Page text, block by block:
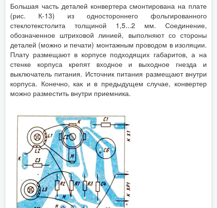
Большая часть деталей конвертера смонтирована на плате
(рис. К-13) из одностороннего фольгированного
стеклотекстолита толщиной 1,5...2 мм. Соединение,
обозначенное штриховой линией, выполняют со стороны
деталей (можно и печати) монтажным проводом в изоляции.
Плату размещают в корпусе подходящих габаритов, а на
стенке корпуса крепят входное и выходное гнезда и
выключатель питания. Источник питания размещают внутри
корпуса. Конечно, как и в предыдущем случае, конвертер
можно разместить внутри приемника.